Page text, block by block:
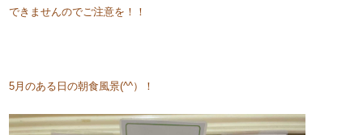
できませんのでご注意を！！
5月のある日の朝食風景(^^）！